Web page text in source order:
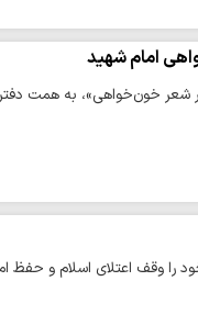
امام شهید
خون‌خواهی»، به همت
وقف اعتلای اسلام و حفظ